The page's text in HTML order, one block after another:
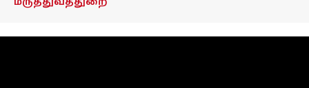
மருத்துவத்துறை